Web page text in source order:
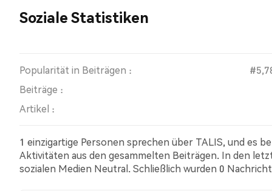
Soziale Statistiken
Popularität in Beiträgen :
Beiträge :
Artikel :
1 einzigartige Personen sprechen über TALIS, und es
Aktivitäten aus den gesammelten Beiträgen. In den
sozialen Medien Neutral. Schließlich wurden 0